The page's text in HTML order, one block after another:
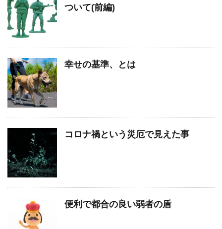
ついて(前編)
幸せの基準、とは
コロナ禍という災厄で見えた事
便利で都合の良い弱者の盾